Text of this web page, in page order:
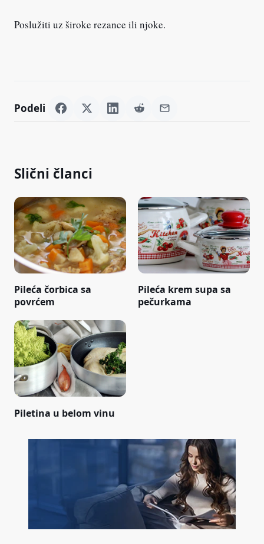
Poslužiti uz široke rezance ili njoke.
Podeli
Slični članci
Pileća čorbica sa
povrćem
Pileća krem supa sa
pečurkama
Piletina u belom vinu